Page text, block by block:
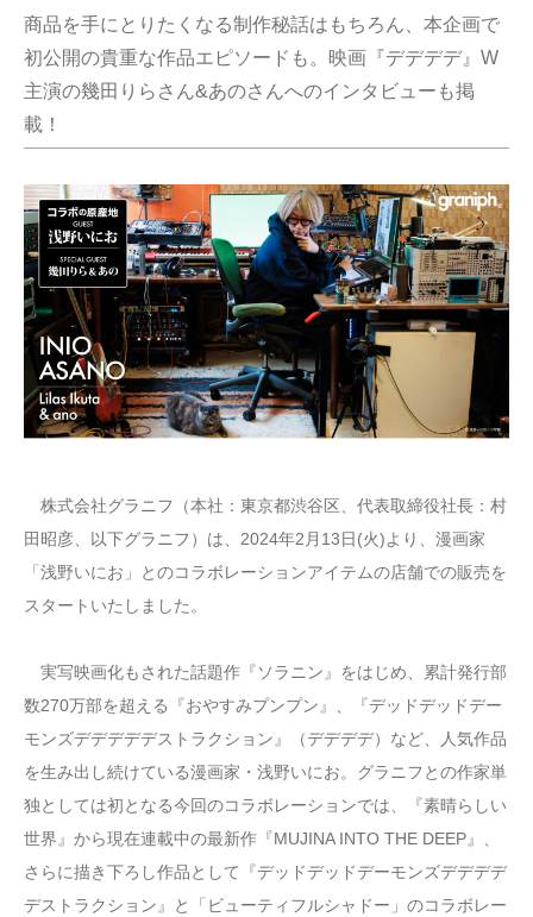
商品を手にとりたくなる制作秘話はもちろん、本企画で
初公開の貴重な作品エピソードも。映画『デデデデ』W
主演の幾田りらさん&あのさんへのインタビューも掲
載！
株式会社グラニフ（本社：東京都渋谷区、代表取締役社長：村
田昭彦、以下グラニフ）は、2024年2月13日(火)より、漫画家
「浅野いにお」とのコラボレーションアイテムの店舗での販売を
スタートいたしました。
実写映画化もされた話題作『ソラニン』をはじめ、累計発行部
数270万部を超える『おやすみプンプン』、『デッドデッドデー
モンズデデデデデストラクション』（デデデデ）など、人気作品
を生み出し続けている漫画家・浅野いにお。グラニフとの作家単
独としては初となる今回のコラボレーションでは、『素晴らしい
世界』から現在連載中の最新作『MUJINA INTO THE DEEP』、
さらに描き下ろし作品として『デッドデッドデーモンズデデデデ
デストラクション』と「ビューティフルシャドー」のコラボレー